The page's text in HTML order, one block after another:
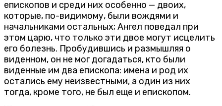
епископов и среди них особенно — двоих,
которые, по-видимому, были вождями и
начальниками остальных; Ангел поведал при
этом царю, что только эти двое могут исцелить
его болезнь. Пробудившись и размышляя о
виденном, он не мог догадаться, кто были
виденные им два епископа: имена и род их
остались ему неизвестными, а один из них
тогда, кроме того, не был еще и епископом.